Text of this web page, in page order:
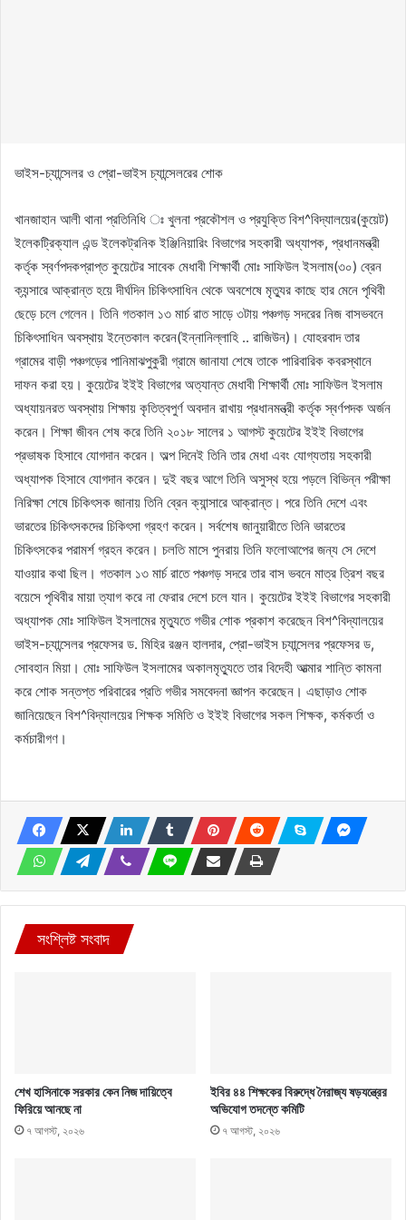
ভাইস-চ্যান্সেলর ও প্রো-ভাইস চ্যান্সেলরের শোক
খানজাহান আলী থানা প্রতিনিধি ঃ খুলনা প্রকৌশল ও প্রযুক্তি বিশ^বিদ্যালয়ের(কুয়েট)
ইলেকট্রিক্যাল এন্ড ইলেকট্রনিক ইঞ্জিনিয়ারিং বিভাগের সহকারী অধ্যাপক, প্রধানমন্ত্রী
কর্তৃক স্বর্ণপদকপ্রাপ্ত কুয়েটের সাবেক মেধাবী শিক্ষার্থী মোঃ সাফিউল ইসলাম(৩০) ব্রেন
ক্যন্সারে আক্রান্ত হয়ে দীর্ঘদিন চিকিৎসাধিন থেকে অবশেষে মৃত্যুর কাছে হার মেনে পৃথিবী
ছেড়ে চলে গেলেন। তিনি গতকাল ১৩ মার্চ রাত সাড়ে ৩টায় পঞ্চগড় সদরের নিজ বাসভবনে
চিকিৎসাধিন অবস্থায় ইন্তেকাল করেন(ইন্নানিল্লাহি .. রাজিউন)। যোহরবাদ তার
গ্রামের বাড়ী পঞ্চগড়ের পানিমাঝপুকুরী গ্রামে জানাযা শেষে তাকে পারিবারিক কবরস্থানে
দাফন করা হয়। কুয়েটের ইইই বিভাগের অত্যান্ত মেধাবী শিক্ষার্থী মোঃ সাফিউল ইসলাম
অধ্যায়নরত অবস্থায় শিক্ষায় কৃতিত্বপুর্ণ অবদান রাখায় প্রধানমন্ত্রী কর্তৃক স্বর্ণপদক অর্জন
করেন। শিক্ষা জীবন শেষ করে তিনি ২০১৮ সালের ১ আগস্ট কুয়েটের ইইই বিভাগের
প্রভাষক হিসাবে যোগদান করেন। অল্প দিনেই তিনি তার মেধা এবং যোগ্যতায় সহকারী
অধ্যাপক হিসাবে যোগদান করেন। দুই বছর আগে তিনি অসুস্থ হয়ে পড়লে বিভিন্ন পরীক্ষা
নিরিক্ষা শেষে চিকিৎসক জানায় তিনি ব্রেন ক্যান্সারে আক্রান্ত। পরে তিনি দেশে এবং
ভারতের চিকিৎসকদের চিকিৎসা গ্রহণ করেন। সর্বশেষ জানুয়ারীতে তিনি ভারতের
চিকিৎসকের পরামর্শ গ্রহন করেন। চলতি মাসে পুনরায় তিনি ফলোআপের জন্য সে দেশে
যাওয়ার কথা ছিল। গতকাল ১৩ মার্চ রাতে পঞ্চগড় সদরে তার বাস ভবনে মাত্র ত্রিশ বছর
বয়েসে পৃথিবীর মায়া ত্যাগ করে না ফেরার দেশে চলে যান। কুয়েটের ইইই বিভাগের সহকারী
অধ্যাপক মোঃ সাফিউল ইসলামের মৃত্যুতে গভীর শোক প্রকাশ করেছেন বিশ^বিদ্যালয়ের
ভাইস-চ্যান্সেলর প্রফেসর ড. মিহির রঞ্জন হালদার, প্রো-ভাইস চ্যান্সেলর প্রফেসর ড,
সোবহান মিয়া। মোঃ সাফিউল ইসলামের অকালমৃত্যুতে তার বিদেহী আত্মার শান্তি কামনা
করে শোক সন্তপ্ত পরিবারের প্রতি গভীর সমবেদনা জ্ঞাপন করেছেন। এছাড়াও শোক
জানিয়েছেন বিশ^বিদ্যালয়ের শিক্ষক সমিতি ও ইইই বিভাগের সকল শিক্ষক, কর্মকর্তা ও
কর্মচারীগণ।
সংশ্লিষ্ট সংবাদ
শেখ হাসিনাকে সরকার কেন নিজ দায়িত্বে
ফিরিয়ে আনছে না
৭ আগস্ট, ২০২৬
ইবির ৪৪ শিক্ষকের বিরুদ্ধে নৈরাজ্য ষড়যন্ত্রের
অভিযোগ তদন্তে কমিটি
৭ আগস্ট, ২০২৬